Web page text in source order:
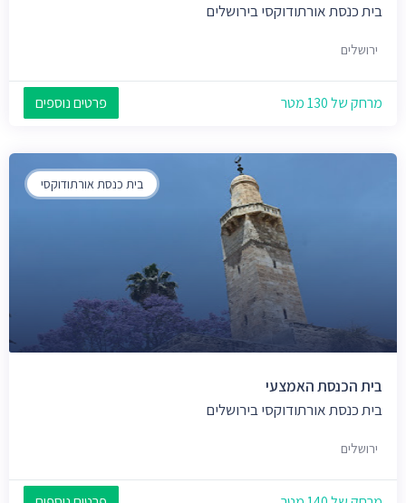
בית כנסת אורתודוקסי בירושלים
ירושלים
מרחק של 130 מטר פרטים נוספים
בית כנסת אורתודוקסי
בית הכנסת האמצעי
בית כנסת אורתודוקסי בירושלים
ירושלים